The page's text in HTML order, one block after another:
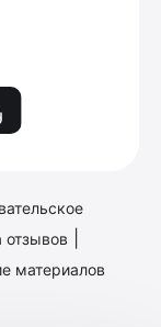
отзывов
материалов